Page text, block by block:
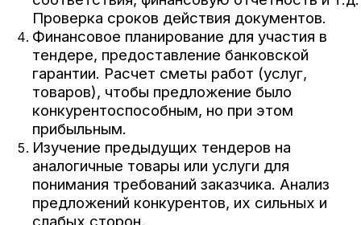
Проверка сроков действия документов.
Финансовое планирование для участия в
тендере, предоставление банковской
гарантии. Расчет сметы работ (услуг,
товаров), чтобы предложение было
конкурентоспособным, но при этом
прибыльным.
Изучение предыдущих тендеров на
аналогичные товары или услуги для
понимания требований заказчика. Анализ
предложений конкурентов, их сильных и
слабых сторон.